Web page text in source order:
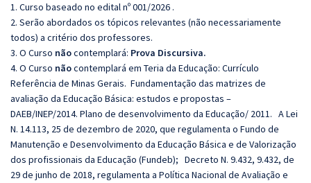
1. Curso baseado no edital nº 001/2026 .
2. Serão abordados os tópicos relevantes (não necessariamente
todos) a critério dos professores.
3. O Curso nãocontemplará: Prova Discursiva.
4. O Curso nãocontemplará em Teria da Educação: Currículo
Referência de Minas Gerais. Fundamentação das matrizes de
avaliação da Educação Básica: estudos e propostas –
DAEB/INEP/2014. Plano de desenvolvimento da Educação/ 2011. A Lei
N. 14.113, 25 de dezembro de 2020, que regulamenta o Fundo de
Manutenção e Desenvolvimento da Educação Básica e de Valorização
dos profissionais da Educação (Fundeb); Decreto N. 9.432, 9.432, de
29 de junho de 2018, regulamenta a Política Nacional de Avaliação e